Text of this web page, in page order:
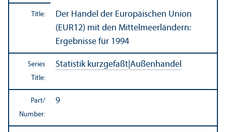
Title:
Der Handel der Europäischen Union
(EUR12) mit den Mittelmeerländern:
Ergebnisse für 1994
Series
Title:
Statistik kurzgefaßt Außenhandel
Part/
Number:
9